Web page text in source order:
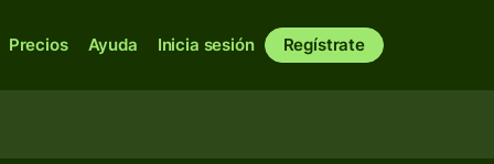
Precios Ayuda Inicia sesión Regístrate